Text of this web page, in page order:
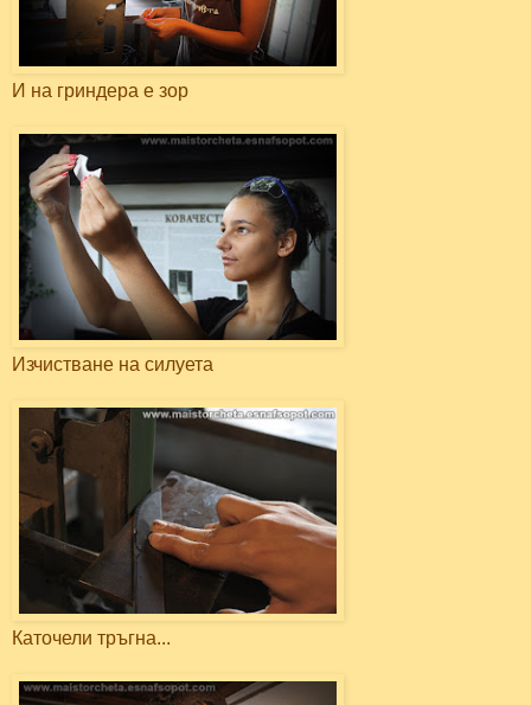
И на гриндера е зор
Изчистване на силуета
Каточели тръгна...